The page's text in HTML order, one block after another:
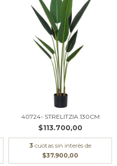
40724- STRELITZIA 130CM
$113.700,00
3 cuotas sin interés de
$37.900,00